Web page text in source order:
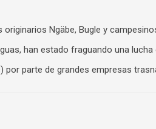
Ngäbe, Bugle y
han estado fraguando una
parte de grandes empresas